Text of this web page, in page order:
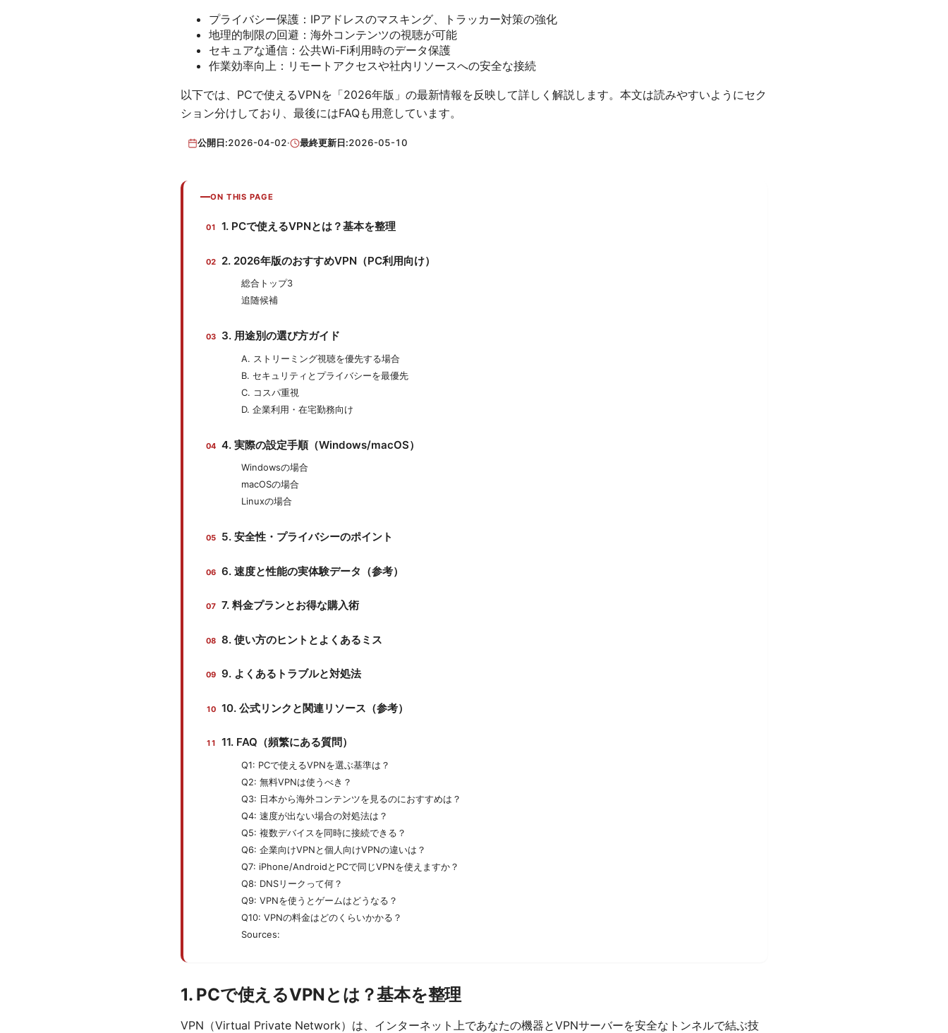
プライバシー保護：IPアドレスのマスキング、トラッカー対策の強化
地理的制限の回避：海外コンテンツの視聴が可能
セキュアな通信：公共Wi-Fi利用時のデータ保護
作業効率向上：リモートアクセスや社内リソースへの安全な接続
以下では、PCで使えるVPNを「2026年版」の最新情報を反映して詳しく解説します。本文は読みやすいようにセク
ション分けしており、最後にはFAQも用意しています。
公開日:2026-04-02· 最終更新日:2026-05-10
ON THIS PAGE
1. PCで使えるVPNとは？基本を整理
2. 2026年版のおすすめVPN（PC利用向け）
総合トップ3
追随候補
3. 用途別の選び方ガイド
A. ストリーミング視聴を優先する場合
B. セキュリティとプライバシーを最優先
C. コスパ重視
D. 企業利用・在宅勤務向け
4. 実際の設定手順（Windows/macOS）
Windowsの場合
macOSの場合
Linuxの場合
5. 安全性・プライバシーのポイント
6. 速度と性能の実体験データ（参考）
7. 料金プランとお得な購入術
8. 使い方のヒントとよくあるミス
9. よくあるトラブルと対処法
10. 公式リンクと関連リソース（参考）
11. FAQ（頻繁にある質問）
Q1: PCで使えるVPNを選ぶ基準は？
Q2: 無料VPNは使うべき？
Q3: 日本から海外コンテンツを見るのにおすすめは？
Q4: 速度が出ない場合の対処法は？
Q5: 複数デバイスを同時に接続できる？
Q6: 企業向けVPNと個人向けVPNの違いは？
Q7: iPhone/AndroidとPCで同じVPNを使えますか？
Q8: DNSリークって何？
Q9: VPNを使うとゲームはどうなる？
Q10: VPNの料金はどのくらいかかる？
Sources:
1. PCで使えるVPNとは？基本を整理
VPN（Virtual Private Network）は、インターネット上であなたの機器とVPNサーバーを安全なトンネルで結ぶ技